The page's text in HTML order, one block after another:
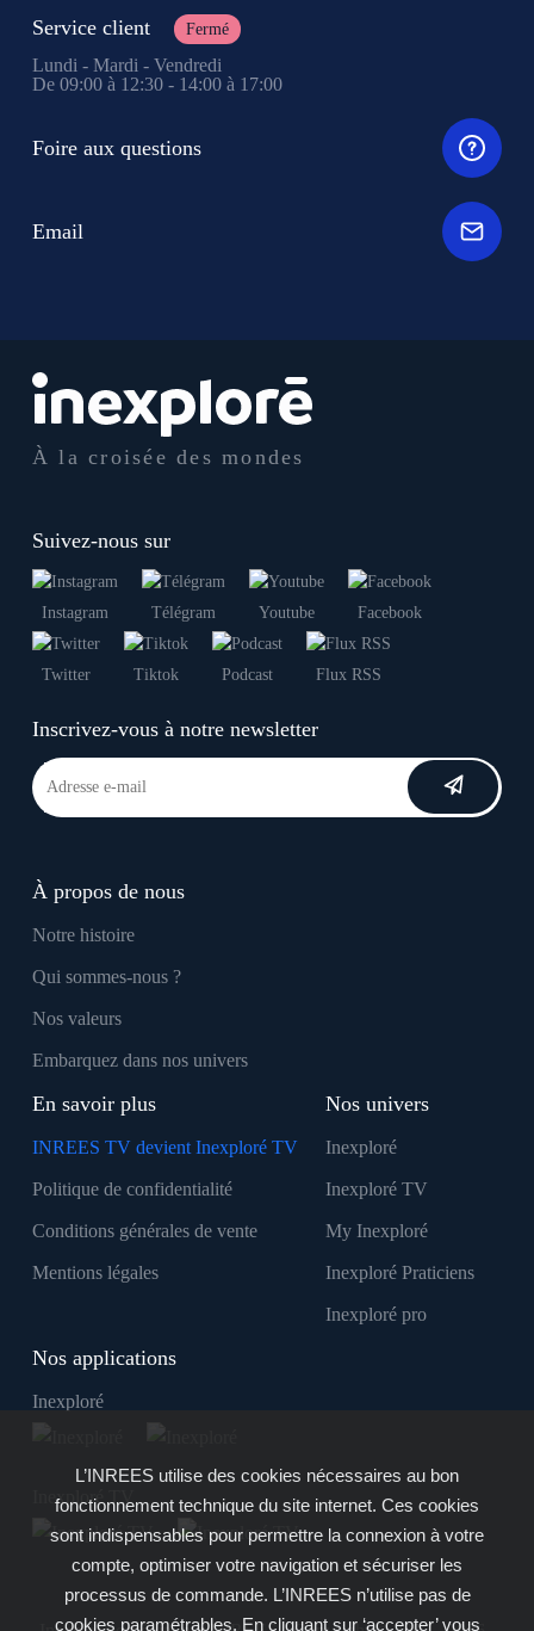
À la croisée des mondes
Suivez-nous sur
Instagram Télégram Youtube Facebook
Twitter Tiktok Podcast Flux RSS
Inscrivez-vous à notre newsletter
À propos de nous
Notre histoire
Qui sommes-nous ?
Nos valeurs
Embarquez dans nos univers
En savoir plus
INREES TV devient Inexploré TV
Politique de confidentialité
Conditions générales de vente
Mentions légales
Nos univers
Inexploré
Inexploré TV
My Inexploré
Inexploré Praticiens
Inexploré pro
Nos applications
Inexploré
Inexploré TV
Service client Fermé
Lundi - Mardi - Vendredi
De 09:00 à 12:30 - 14:00 à 17:00
Foire aux questions
Email
L’INREES utilise des cookies nécessaires au bon
fonctionnement technique du site internet. Ces cookies
sont indispensables pour permettre la connexion à votre
compte, optimiser votre navigation et sécuriser les
processus de commande. L’INREES n’utilise pas de
cookies paramétrables. En cliquant sur ‘accepter’ vous